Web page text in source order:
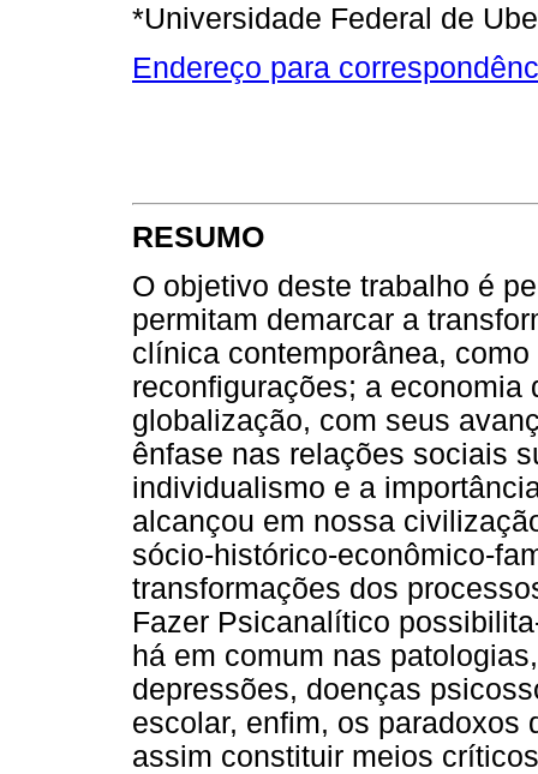
*Universidade Federal de
Endereço para
RESUMO
O objetivo deste trabalho é
permitam demarcar a
clínica contemporânea,
reconfigurações; a economia
globalização, com seus
ênfase nas relações sociais
individualismo e a
alcançou em nossa
sócio-histórico-econômico-
transformações dos
Fazer Psicanalítico
há em comum nas
depressões, doenças
escolar, enfim, os paradoxos
assim constituir meios